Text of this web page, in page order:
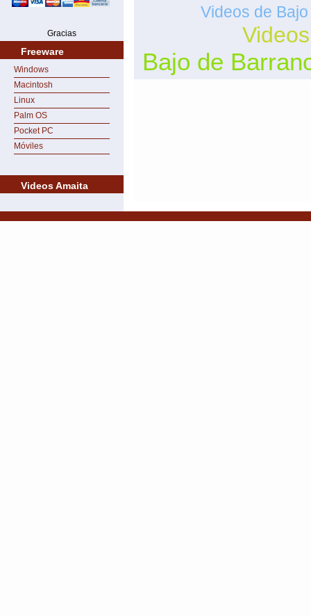
Gracias
Freeware
Windows
Macintosh
Linux
Palm OS
Pocket PC
Móviles
Videos Amaita
Videos de
Bajo de